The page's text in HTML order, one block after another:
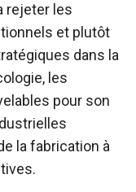
rejeter les
et plutôt
dans la
les
pour son
la fabrication à